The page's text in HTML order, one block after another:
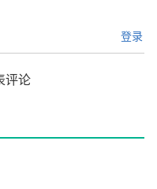
登录
评论